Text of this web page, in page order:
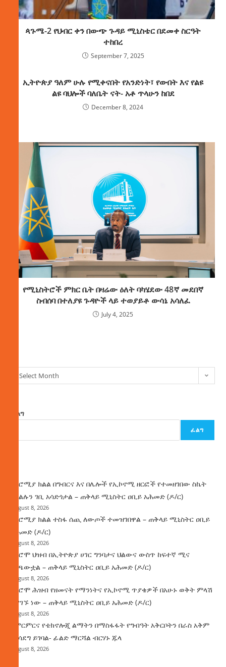
ጳጉሜ-2 የህብር ቀን በውጭ ጉዳይ ሚኒስቴር በደመቀ ስርዓት
ተከበረ
September 7, 2025
ኢትዮጵያ ዓለም ሁሉ የሚቀናበት የአንድነት፣ የውበት እና የልዩ
ልዩ ባህሎች ባለቤት ናት- አቶ ጥላሁን ከበደ
December 8, 2024
የሚኒስትሮች ምክር ቤት በዛሬው ዕለት ባካሄደው 48ኛ መደበኛ
ስብሰባ በተለያዩ ጉዳዮች ላይ ተወያይቶ ውሳኔ አሳለፈ
July 4, 2025
Select Month
ፈልግ
ፈልግ
በኦሮሚያ ክልል በግብርና እና በሌሎች የኢኮኖሚ ዘርፎች የተመዘገበው ስኬት
የክልሉን ገቢ አሳድጎታል – ጠቅላይ ሚኒስትር ዐቢይ አሕመድ (ዶ/ር)
August 8, 2026
በኦሮሚያ ክልል ተስፋ ሰጪ ለውጦች ተመዝገበዋል – ጠቅላይ ሚኒስትር ዐቢይ
አሕመድ (ዶ/ር)
August 8, 2026
የኦሮሞ ህዝብ በኢትዮጵያ ሀገር ግንባታና ህልውና ውስጥ ከፍተኛ ሚና
ተጫውቷል – ጠቅላይ ሚኒስትር ዐቢይ አሕመድ (ዶ/ር)
August 8, 2026
የኦሮሞ ሕዝብ የዘመናት የማንነትና የኢኮኖሚ ጥያቄዎች በአሁኑ ወቅት ምላሽ
እያገኙ ነው – ጠቅላይ ሚኒስትር ዐቢይ አሕመድ (ዶ/ር)
August 8, 2026
የምርምርና የቴክኖሎጂ ልማትን በማስፋፋት የግብዓት አቅርቦትን በራስ አቅም
ማሳደግ ይገባል- ፊልድ ማርሻል ብርሃኑ ጁላ
August 8, 2026